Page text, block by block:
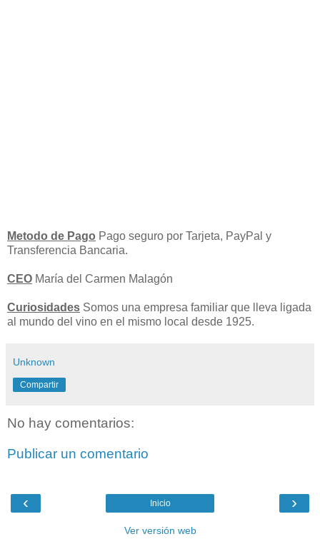
Metodo de Pago Pago seguro por Tarjeta, PayPal y
Transferencia Bancaria.
CEO María del Carmen Malagón
Curiosidades Somos una empresa familiar que lleva ligada
al mundo del vino en el mismo local desde 1925.
Unknown
Compartir
No hay comentarios:
Publicar un comentario
‹ ›
Inicio
Ver versión web